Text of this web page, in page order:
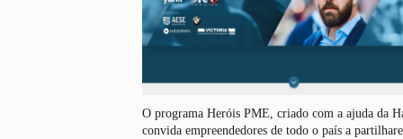
O programa Heróis PME, criado com a ajuda da
convida empreendedores de todo o país a